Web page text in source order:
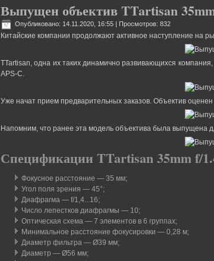
Выпущен объектив TTartisan
Опубликовано: 14.11.2020, 16:55 | Просмотров: 832
Китайские компании продолжают активное наступление на
TTartisan, одна их таких динамично развивающихся
APS-C.
Уже начат прием предварительных заказов. Объектив
Напомним, что ранее эта модель объектива была выпущена
Спецификации TTartisan 35mm f/
Фокусное расстояние — 35 мм;
Угол поля зрения — 45°;
Диафрагма — f/1,4...16;
Число лепестков диафрагмы — 10;
Оптическая схема — 7 элементов в 6 группах;
Минимальное расстояние фокусировки — 0,28 м;
Диаметр фильтра — Ø39 мм;
Диаметр — Ø56 мм;